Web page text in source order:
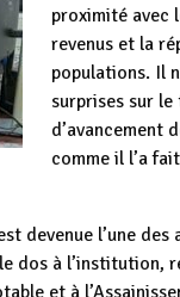
proximité avec
revenus et la
populations. Il
surprises sur
d’avancement
comme il l’a
devenue l’une
dos à l’institution,
et à